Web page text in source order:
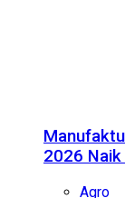
2026
Agro